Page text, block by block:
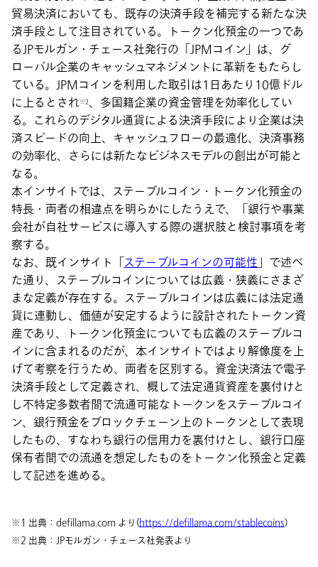
貿易決済においても、既存の決済手段を補完する新たな決
済手段として注目されている。トークン化預金の一つであ
るJPモルガン・チェース社発行の「JPMコイン」は、グ
ローバル企業のキャッシュマネジメントに革新をもたらし
ている。JPMコインを利用した取引は1日あたり10億ドル
に上るとされ※2、多国籍企業の資金管理を効率化してい
る。これらのデジタル通貨による決済手段により企業は決
済スピードの向上、キャッシュフローの最適化、決済事務
の効率化、さらには新たなビジネスモデルの創出が可能と
なる。
本インサイトでは、ステーブルコイン・トークン化預金の
特長・両者の相違点を明らかにしたうえで、「銀行や事業
会社が自社サービスに導入する際の選択肢と検討事項を考
察する。
なお、既インサイト「ステーブルコインの可能性」で述べ
た通り、ステーブルコインについては広義・狭義にさまざ
まな定義が存在する。ステーブルコインは広義には法定通
貨に連動し、価値が安定するように設計されたトークン資
産であり、トークン化預金についても広義のステーブルコ
インに含まれるのだが、本インサイトではより解像度を上
げて考察を行うため、両者を区別する。資金決済法で電子
決済手段として定義され、概して法定通貨資産を裏付けと
し不特定多数者間で流通可能なトークンをステーブルコイ
ン、銀行預金をブロックチェーン上のトークンとして表現
したもの、すなわち銀行の信用力を裏付けとし、銀行口座
保有者間での流通を想定したものをトークン化預金と定義
して記述を進める。
※1 出典：defillama.com より(https://defillama.com/stablecoins)
※2 出典：JPモルガン・チェース社発表より